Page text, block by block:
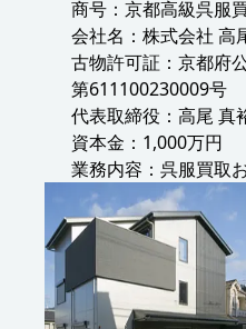
商号：京都高級呉服
会社名：株式会社 高
古物許可証：京都府
第611100230009号
代表取締役：高尾 真
資本金：1,000万円
業務内容：呉服買取